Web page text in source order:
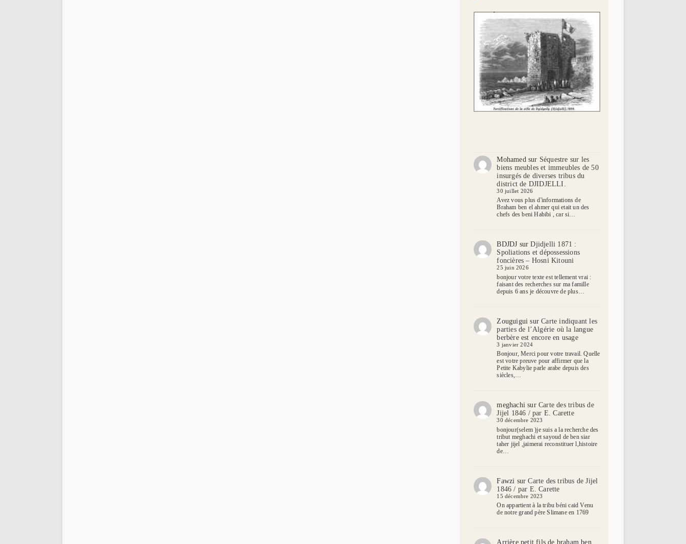
Mohamed sur Séquestre sur les
biens meubles et immeubles de 50
insurgés de diverses tribus du
district de DJIDJELLI.
30 juillet 2026
Avez vous plus d'informations de
Braham ben el ahmer qui etait un des
chefs des beni Habibi , car si…
BDJDJ surDjidjelli 1871 :
Spoliations et dépossessions
foncières – Hosni Kitouni
25 juin 2026
bonjour votre texte est tellement vrai :
faisant des recherches sur ma famille
depuis 6 ans je découvre de plus…
Zouguigui surCarte indiquant les
parties de l’Algérie où la langue
berbère est encore en usage
3 janvier 2024
Bonjour, Merci pour votre travail. Quelle
est votre preuve pour affirmer que la
Petite Kabylie parle arabe depuis des
siècles,…
meghachisur Carte des tribus de
Jijel 1846 / par E. Carette
30 décembre 2023
bonjour(selem )je suis a la recherche des
tribut meghachi et sayoud de ben siar
taher jijel ,jaimerai reconstituer l,histoire
de…
Fawzi surCarte des tribus de Jijel
1846 / par E. Carette
15 décembre 2023
On appartient à la tribu béni caid Venu
de notre grand père Slimane en 1769
Arrière petit fils de braham ben